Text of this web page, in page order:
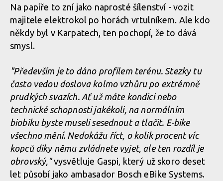
Legends of Gugu - Heli-eBike Camp v Rumunsku je velkolepý
zážitek
Legends of Gugu - Heli-eBike Camp v Rumunsku je velkolepý
zážitek
Legends of Gugu - Heli-eBike Camp v Rumunsku je velkolepý
zážitek
Legends of Gugu - Heli-eBike Camp v Rumunsku je velkolepý
zážitek
Legends of Gugu - Heli-eBike Camp v Rumunsku je velkolepý
zážitek
Na papíře to zní jako naprosté šílenství - vozit
majitele elektrokol po horách vrtulníkem. Ale kdo
někdy byl v Karpatech, ten pochopí, že to dává
smysl.
"Především je to dáno profilem terénu. Stezky tu
často vedou doslova kolmo vzhůru po extrémně
prudkých svazích. Ať už máte kondici nebo
technické schopnosti jakékoli, na normálním
biobiku byste museli sesednout a tlačit. E-bike
všechno mění. Nedokážu říct, o kolik procent víc
kopců díky němu zvládnete vyjet, ale ten rozdíl je
obrovský,"vysvětluje Gaspi, který už skoro deset
let působí jako ambasador Bosch eBike Systems.